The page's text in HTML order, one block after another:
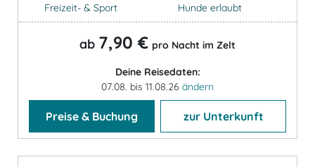
Freizeit- & Sport
Hunde erlaubt
ab 7,90 € pro Nacht im Zelt
Deine Reisedaten:
07.08. bis 11.08.26 ändern
Preise & Buchung zur Unterkunft